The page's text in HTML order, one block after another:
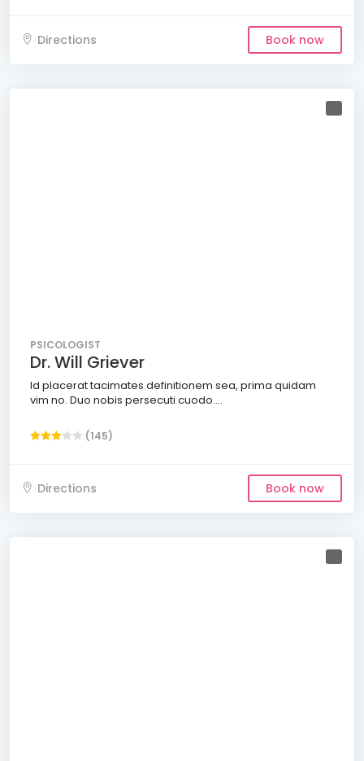
Directions Book now
PSICOLOGIST
Dr. Will Griever
Id placerat tacimates definitionem sea, prima quidam
vim no. Duo nobis persecuti cuodo....
(145)
Directions Book now